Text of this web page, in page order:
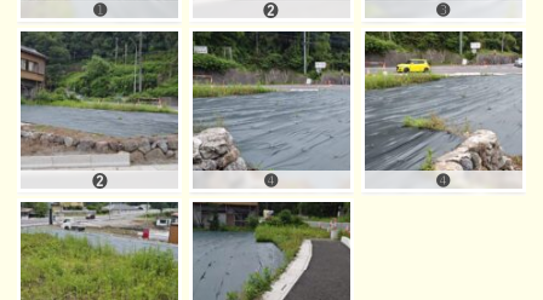
➊ ❷ ➌
❷ ➍ ➍